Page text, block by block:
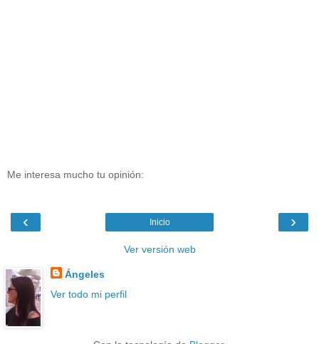
Me interesa mucho tu opinión:
‹ ›
Inicio
Ver versión web
Ángeles
Ver todo mi perfil